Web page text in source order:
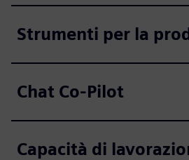
Strumenti per la
Chat Co-Pilot
Capacità di